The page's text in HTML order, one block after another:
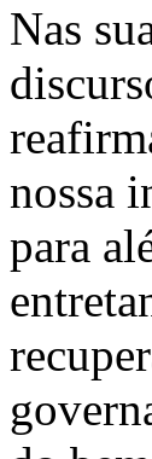
Nas
nossa
para